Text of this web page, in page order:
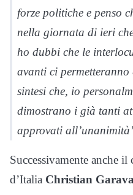
forze politiche e penso
nella giornata di ieri
ho dubbi che le
avanti ci
sintesi che, io
dimostrano i già tanti
approvati
Successivamente anche
d’Italia Christian